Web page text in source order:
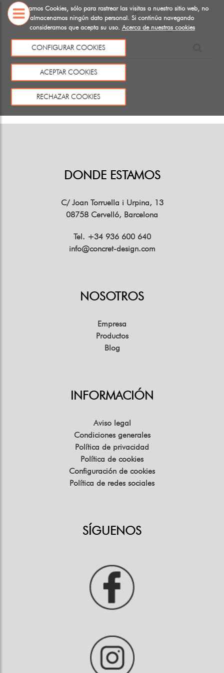
Utilizamos Cookies, sólo para rastrear las visitas a nuestro sitio web, no
almacenamos ningún dato personal. Si continúa navegando
consideramos que acepta su uso. Acerca de nuestras cookies
CONFIGURAR COOKIES
ACEPTAR COOKIES
RECHAZAR COOKIES
SOBRE
Este producto no existe o no está a la venta
Volver
DONDE ESTAMOS
C/ Joan Torruella i Urpina, 13
08758 Cervelló, Barcelona
Tel. +34 936 600 640
info@concret-design.com
NOSOTROS
Empresa
Productos
Blog
INFORMACIÓN
Aviso legal
Condiciones generales
Política de privacidad
Política de cookies
Configuración de cookies
Política de redes sociales
SÍGUENOS